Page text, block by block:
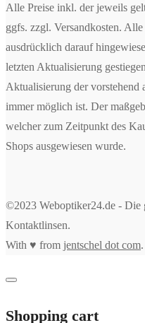
Alle Preise inkl. der jeweils
ggfs. zzgl. Versandkosten.
ausdrücklich darauf
letzten Aktualisierung
Aktualisierung der vorstehend
immer möglich ist. Der
welcher zum Zeitpunkt des
Shops ausgewiesen wurde.
©2023 Weboptiker24.de - Die
Kontaktlinsen.
With ♥ from jentschel dot com.
Shopping cart